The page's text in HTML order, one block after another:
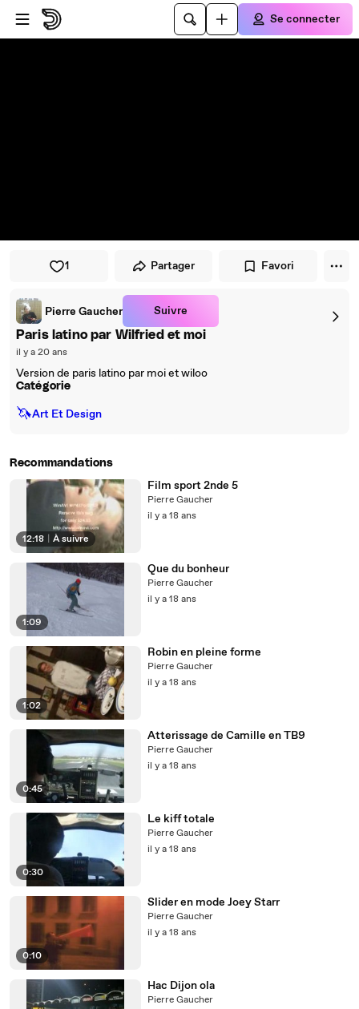
Passer au player
Passer au contenu principal
Se connecter
1 Partager Favori
Pierre Gaucher Suivre
Paris latino par Wilfried et moi
il y a 20 ans
Version de paris latino par moi et wiloo
Catégorie
🦄Art Et Design
Recommandations
12:18 À suivre
Film sport 2nde 5
Pierre Gaucher
il y a 18 ans
1:09
Que du bonheur
Pierre Gaucher
il y a 18 ans
1:02
Robin en pleine forme
Pierre Gaucher
il y a 18 ans
0:45
Atterissage de Camille en TB9
Pierre Gaucher
il y a 18 ans
0:30
Le kiff totale
Pierre Gaucher
il y a 18 ans
0:10
Slider en mode Joey Starr
Pierre Gaucher
il y a 18 ans
Hac Dijon ola
Pierre Gaucher